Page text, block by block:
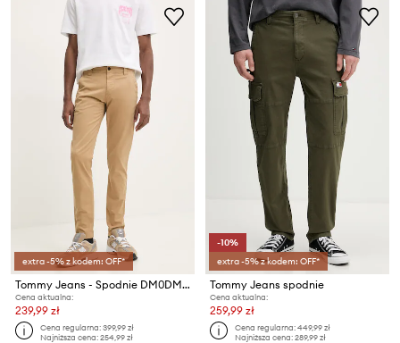
extra -5% z kodem: OFF*
Tommy Jeans - Spodnie DM0DM09595.NOS
Cena aktualna:
239,99 zł
Cena regularna:399,99 zł
Najniższa cena:254,99 zł
-10%
extra -5% z kodem: OFF*
Tommy Jeans spodnie
Cena aktualna:
259,99 zł
Cena regularna:449,99 zł
Najniższa cena:289,99 zł